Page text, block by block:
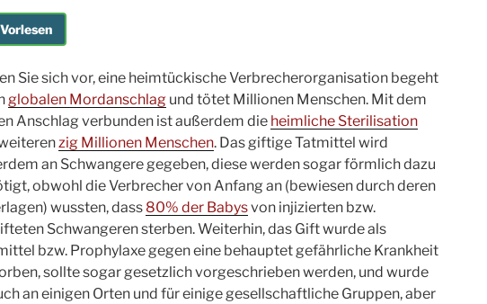
Sie sich vor, eine heimtückische Verbrecherorganisation begeht
globalen Mordanschlag und tötet Millionen Menschen. Mit dem
Anschlag verbunden ist außerdem die heimliche Sterilisation
zig Millionen Menschen. Das giftige Tatmittel wird
an Schwangere gegeben, diese werden sogar förmlich dazu
obwohl die Verbrecher von Anfang an (bewiesen durch deren
wussten, dass 80% der Babysvon injizierten bzw.
Schwangeren sterben. Weiterhin, das Gift wurde als
bzw. Prophylaxe gegen eine behauptet gefährliche Krankheit
sollte sogar gesetzlich vorgeschrieben werden, und wurde
an einigen Orten und für einige gesellschaftliche Gruppen, aber